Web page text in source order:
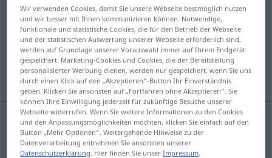
intensiv
Übersicht aller Übersetzungen
(Für mehr Details die Übersetzung anklicken/antippen)
集中的 な
集中的(な)[shūchū-teki (na)] intensiv
Wir verwenden Cookies, damit Sie unsere Webseite bestmöglich nutzen
und wir besser mit Ihnen kommunizieren können. Notwendige,
funktionale und statistische Cookies, die für den Betrieb der Webseite
und der statistischen Auswertung unserer Webseite erforderlich sind,
werden auf Grundlage unserer Vorauswahl immer auf Ihrem Endgerät
gespeichert. Marketing-Cookies und Cookies, die der Bereitstellung
personalisierter Werbung dienen, werden nur gespeichert, wenn Sie uns
durch einen Klick auf den „Akzeptieren“-Button Ihr Einverständnis
geben. Klicken Sie ansonsten auf „Fortfahren ohne Akzeptieren“. Sie
können Ihre Einwilligung jederzeit für zukünftige Besuche unserer
Webseite widerrufen. Wenn Sie weitere Informationen zu den Cookies
und den Anpassungsmöglichkeiten möchten, klicken Sie einfach auf den
Button „Mehr Optionen“. Weitergehende Hinweise zu der
Datenverarbeitung entnehmen Sie ansonsten unserer
Datenschutzerklärung. Hier finden Sie unserImpressum.